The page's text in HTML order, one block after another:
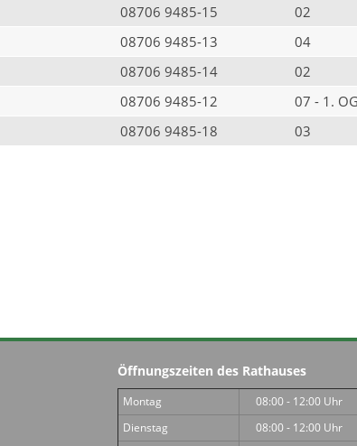
08706 9485-15 02
08706 9485-13 04
08706 9485-14 02
08706 9485-12 07 - 1. OG
08706 9485-18 03
Öffnungszeiten des Rathauses
Montag 08:00 - 12:00 Uhr
Dienstag
08:00 - 12:00 Uhr